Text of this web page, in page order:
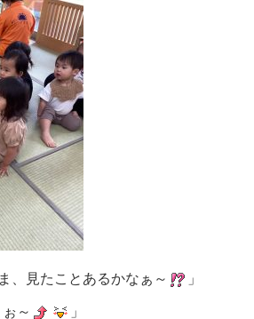
、見たことあるかなぁ～ 」
～ 」